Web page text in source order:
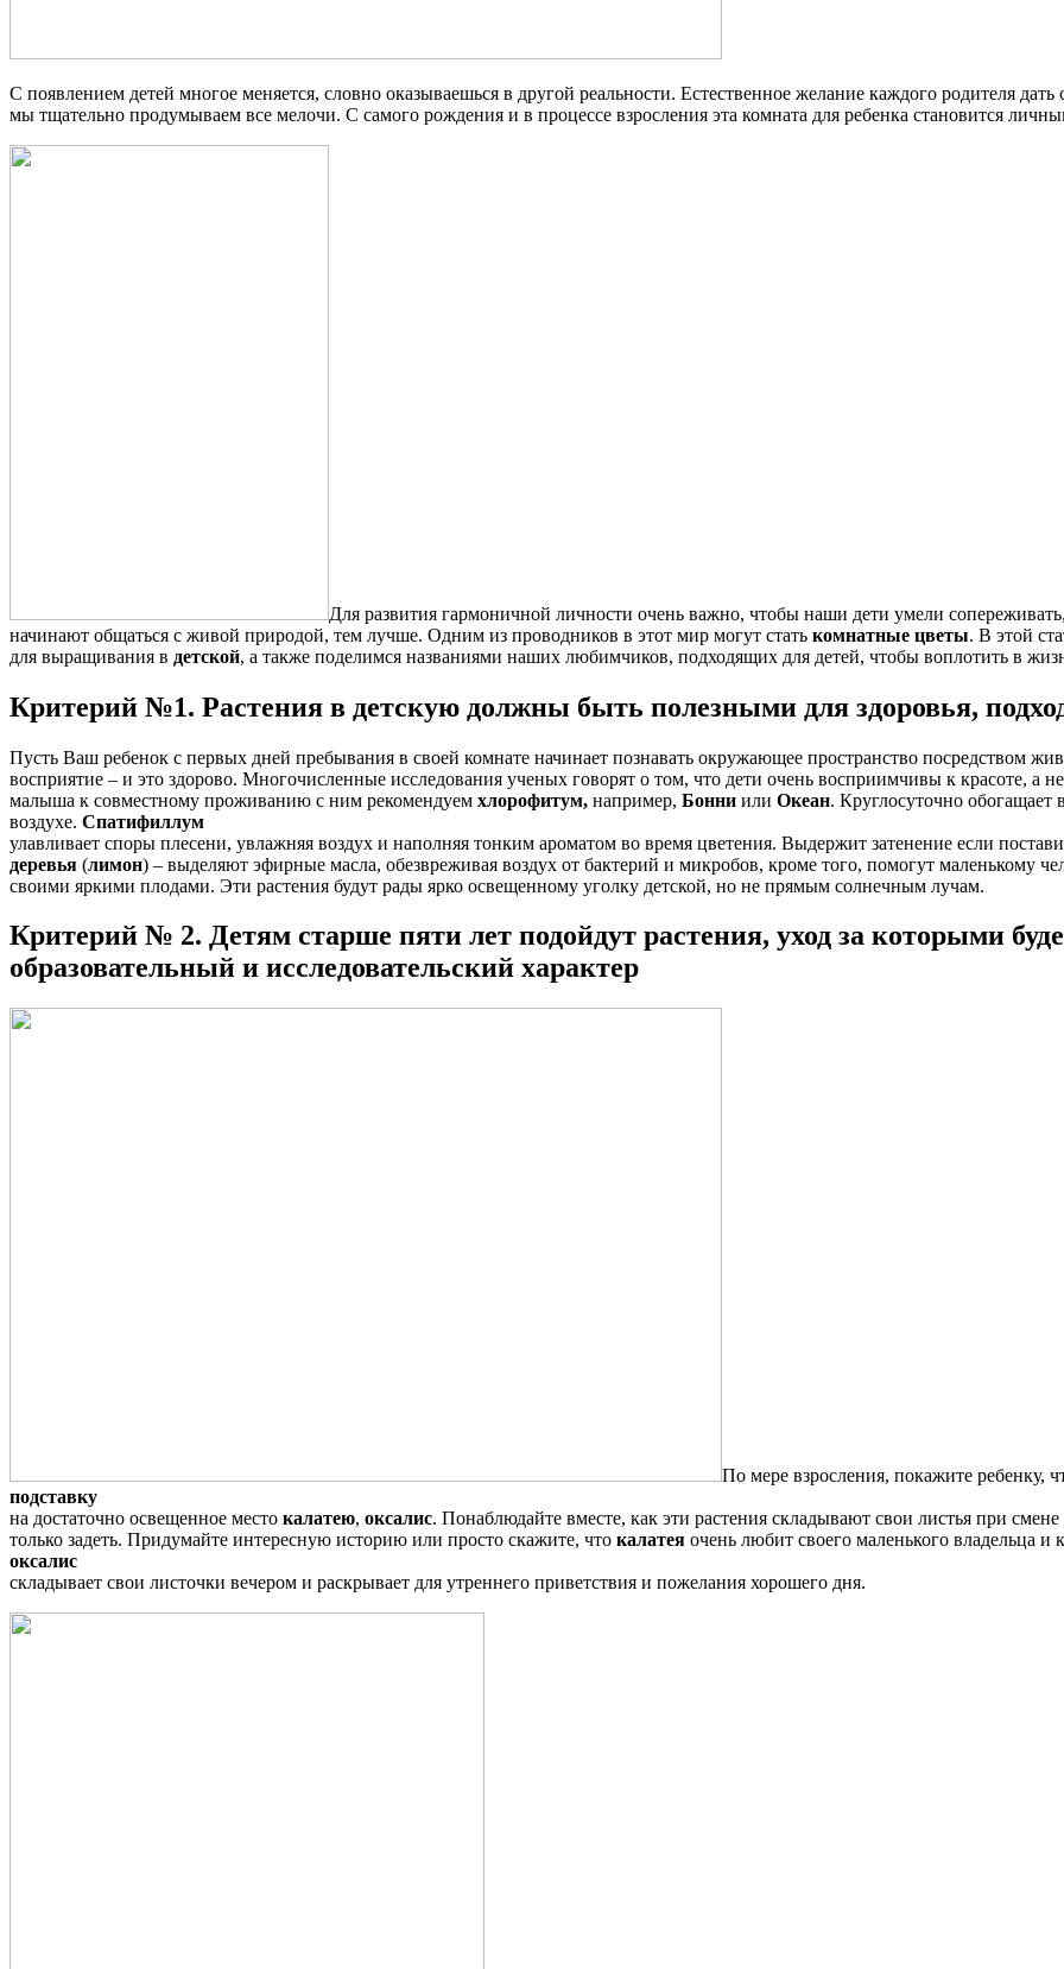
С появлением детей многое меняется, словно оказываешься в другой реальности. Естественное желание каждого родителя дать
мы тщательно продумываем все мелочи. С самого рождения и в процессе взросления эта комната для ребенка становится
Для развития гармоничной личности очень важно, чтобы наши дети умели
начинают общаться с живой природой, тем лучше. Одним из проводников в этот мир могут стать комнатные цветы. В этой
для выращивания в детской, а также поделимся названиями наших любимчиков, подходящих для детей, чтобы воплотить в
Критерий №1. Растения в детскую должны быть полезными для здоровья,
Пусть Ваш ребенок с первых дней пребывания в своей комнате начинает познавать окружающее пространство посредством
восприятие – и это здорово. Многочисленные исследования ученых говорят о том, что дети очень восприимчивы к красоте, а
малыша к совместному проживанию с ним рекомендуем хлорофитум, например, Бонни или Океан. Круглосуточно
воздухе. Спатифиллум
улавливает споры плесени, увлажняя воздух и наполняя тонким ароматом во время цветения. Выдержит затенение если
деревья (лимон) – выделяют эфирные масла, обезвреживая воздух от бактерий и микробов, кроме того, помогут маленькому
своими яркими плодами. Эти растения будут рады ярко освещенному уголку детской, но не прямым солнечным лучам.
Критерий № 2. Детям старше пяти лет подойдут растения, уход за которыми
образовательный и исследовательский характер
По мере взросления, покажите ребенку,
подставку
на достаточно освещенное место калатею, оксалис. Понаблюдайте вместе, как эти растения складывают свои листья при
только задеть. Придумайте интересную историю или просто скажите, что калатея очень любит своего маленького владельца
оксалис
складывает свои листочки вечером и раскрывает для утреннего приветствия и пожелания хорошего дня.